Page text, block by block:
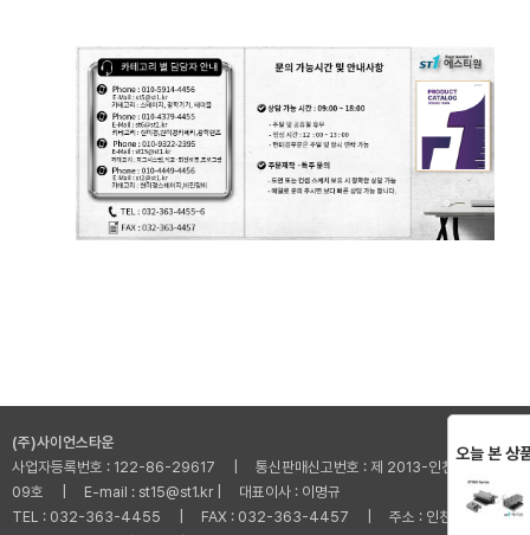
(주)사이언스타운
사업자등록번호 : 122-86-29617 | 통신판매신고번호 : 제 2013-인천부평-001
09호 | E-mail : st15@st1.kr | 대표이사 : 이명규
TEL : 032-363-4455 | FAX : 032-363-4457 | 주소 : 인천광역시 부
오늘 본 상